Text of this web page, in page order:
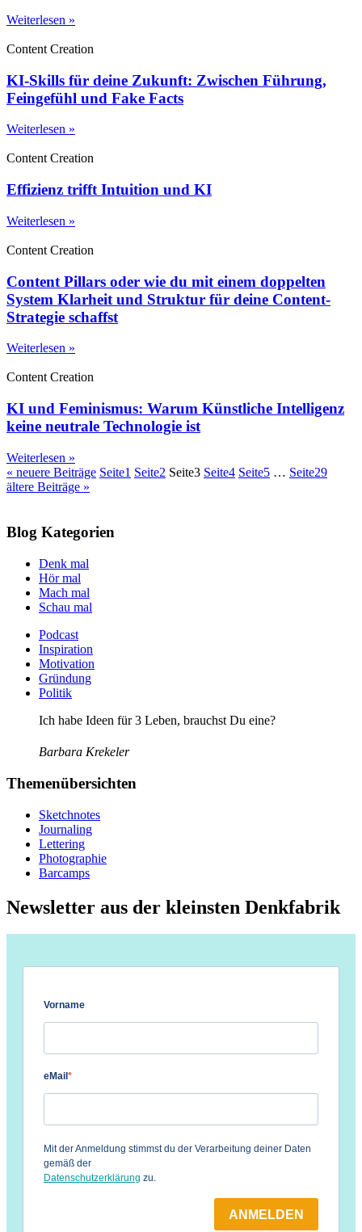
Weiterlesen »
Content Creation
KI-Skills für deine Zukunft: Zwischen Führung,
Feingefühl und Fake Facts
Weiterlesen »
Content Creation
Effizienz trifft Intuition und KI
Weiterlesen »
Content Creation
Content Pillars oder wie du mit einem doppelten
System Klarheit und Struktur für deine Content-
Strategie schaffst
Weiterlesen »
Content Creation
KI und Feminismus: Warum Künstliche Intelligenz
keine neutrale Technologie ist
Weiterlesen »
« neuere Beiträge Seite1 Seite2 Seite3 Seite4 Seite5 … Seite29
ältere Beiträge »
Blog Kategorien
Denk mal
Hör mal
Mach mal
Schau mal
Podcast
Inspiration
Motivation
Gründung
Politik
Ich habe Ideen für 3 Leben, brauchst Du eine?
Barbara Krekeler
Themenübersichten
Sketchnotes
Journaling
Lettering
Photographie
Barcamps
Newsletter aus der kleinsten Denkfabrik